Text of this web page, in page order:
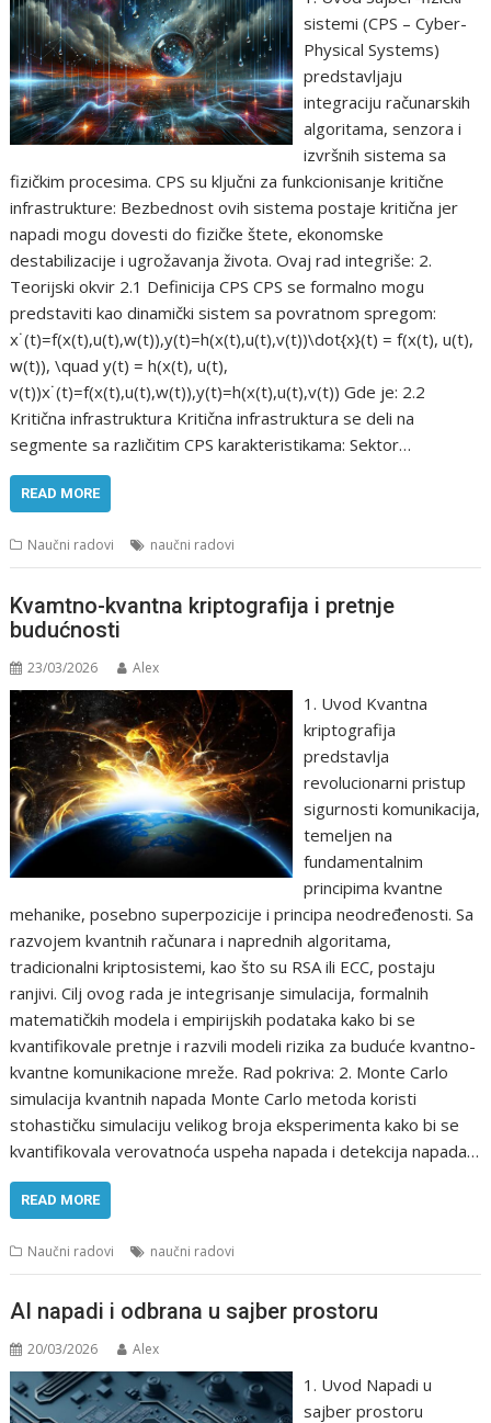
sistemi (CPS – Cyber-
Physical Systems)
predstavljaju
integraciju računarskih
algoritama, senzora i
izvršnih sistema sa
fizičkim procesima. CPS su ključni za funkcionisanje kritične
infrastrukture: Bezbednost ovih sistema postaje kritična jer
napadi mogu dovesti do fizičke štete, ekonomske
destabilizacije i ugrožavanja života. Ovaj rad integriše: 2.
Teorijski okvir 2.1 Definicija CPS CPS se formalno mogu
predstaviti kao dinamički sistem sa povratnom spregom:
x˙(t)=f(x(t),u(t),w(t)),y(t)=h(x(t),u(t),v(t))\dot{x}(t) = f(x(t), u(t),
w(t)), \quad y(t) = h(x(t), u(t),
v(t))x˙(t)=f(x(t),u(t),w(t)),y(t)=h(x(t),u(t),v(t)) Gde je: 2.2
Kritična infrastruktura Kritična infrastruktura se deli na
segmente sa različitim CPS karakteristikama: Sektor…
READ MORE
Naučni radovi naučni radovi
Kvamtno-kvantna kriptografija i pretnje
budućnosti
23/03/2026 Alex
1. Uvod Kvantna
kriptografija
predstavlja
revolucionarni pristup
sigurnosti komunikacija,
temeljen na
fundamentalnim
principima kvantne
mehanike, posebno superpozicije i principa neodređenosti. Sa
razvojem kvantnih računara i naprednih algoritama,
tradicionalni kriptosistemi, kao što su RSA ili ECC, postaju
ranjivi. Cilj ovog rada je integrisanje simulacija, formalnih
matematičkih modela i empirijskih podataka kako bi se
kvantifikovale pretnje i razvili modeli rizika za buduće kvantno-
kvantne komunikacione mreže. Rad pokriva: 2. Monte Carlo
simulacija kvantnih napada Monte Carlo metoda koristi
stohastičku simulaciju velikog broja eksperimenta kako bi se
kvantifikovala verovatnoća uspeha napada i detekcija napada…
READ MORE
Naučni radovi naučni radovi
AI napadi i odbrana u sajber prostoru
20/03/2026 Alex
1. Uvod Napadi u
sajber prostoru